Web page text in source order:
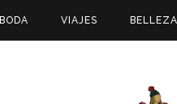
BODA VIAJES BELLEZA